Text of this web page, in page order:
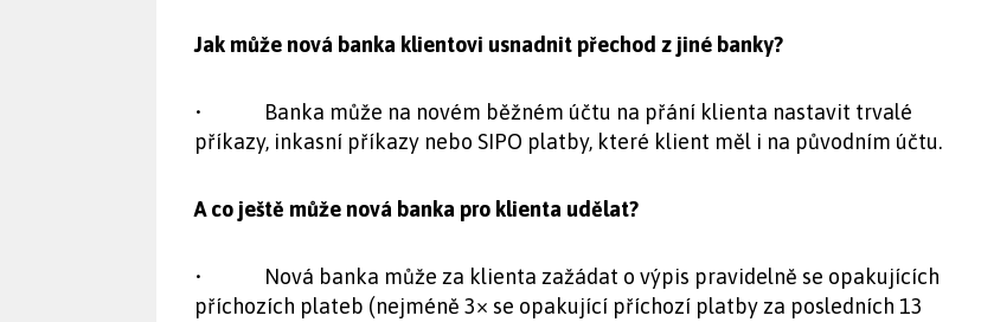
Jak může nová banka klientovi usnadnit přechod z jiné banky?
• Banka může na novém běžném účtu na přání klienta nastavit trvalé
příkazy, inkasní příkazy nebo SIPO platby, které klient měl i na původním účtu.
A co ještě může nová banka pro klienta udělat?
• Nová banka může za klienta zažádat o výpis pravidelně se opakujících
příchozích plateb (nejméně 3× se opakující příchozí platby za posledních 13